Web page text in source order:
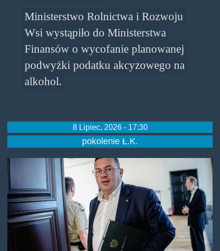
Ministerstwo Rolnictwa i Rozwoju
Wsi wystąpiło do Ministerstwa
Finansów o wycofanie planowanej
podwyżki podatku akcyzowego na
alkohol.
8 Lipiec, 2026 - 17:30
pokolenie Ł.K.